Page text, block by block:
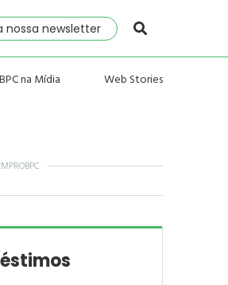
nossa newsletter
BPC na Mídia Web Stories